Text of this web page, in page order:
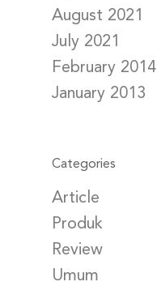
August 2021
July 2021
February 2014
January 2013
Categories
Article
Produk
Review
Umum